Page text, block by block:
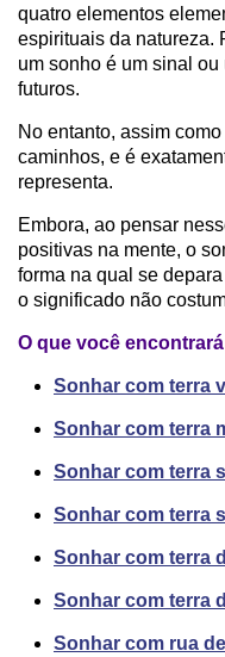
quatro elementos
espirituais da natureza.
um sonho é um sinal
futuros.
No entanto, assim
caminhos, e é
representa.
Embora, ao pensar
positivas na mente, o
forma na qual se
o significado não
O que você
Sonhar com terra
Sonhar com terra
Sonhar com terra
Sonhar com terra
Sonhar com terra
Sonhar com terra
Sonhar com rua